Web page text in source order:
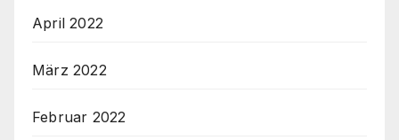
April 2022
März 2022
Februar 2022